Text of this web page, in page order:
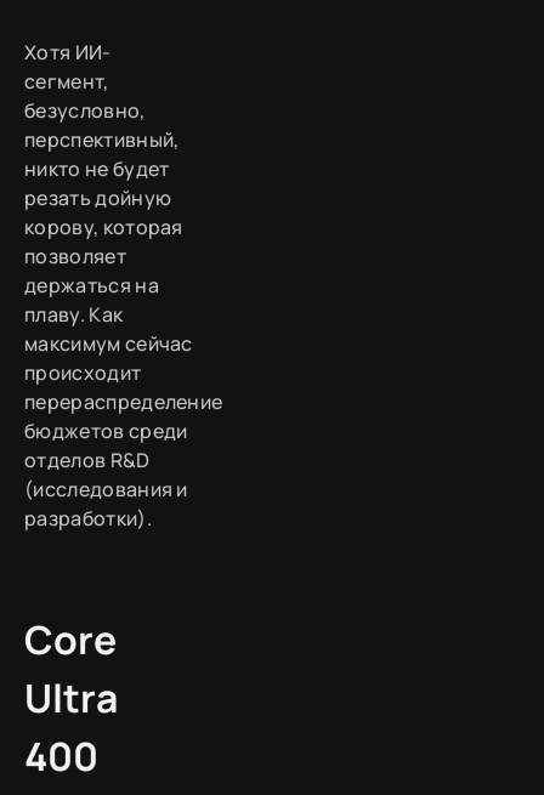
Хотя ИИ-
сегмент,
безусловно,
перспективный,
никто не будет
резать дойную
корову, которая
позволяет
держаться на
плаву. Как
максимум сейчас
происходит
перераспределение
бюджетов среди
отделов R&D
(исследования и
разработки).
Core
Ultra
400